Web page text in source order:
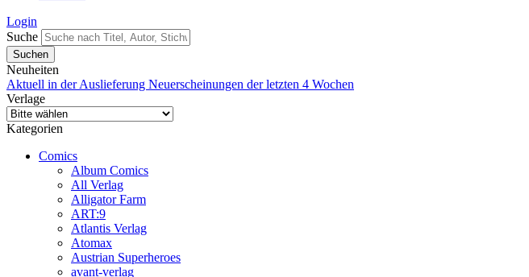
Login
Suche
Neuheiten
Aktuell in der Auslieferung Neuerscheinungen der letzten 4 Wochen
Verlage
Kategorien
Comics
Album Comics
All Verlag
Alligator Farm
ART:9
Atlantis Verlag
Atomax
Austrian Superheroes
avant-verlag